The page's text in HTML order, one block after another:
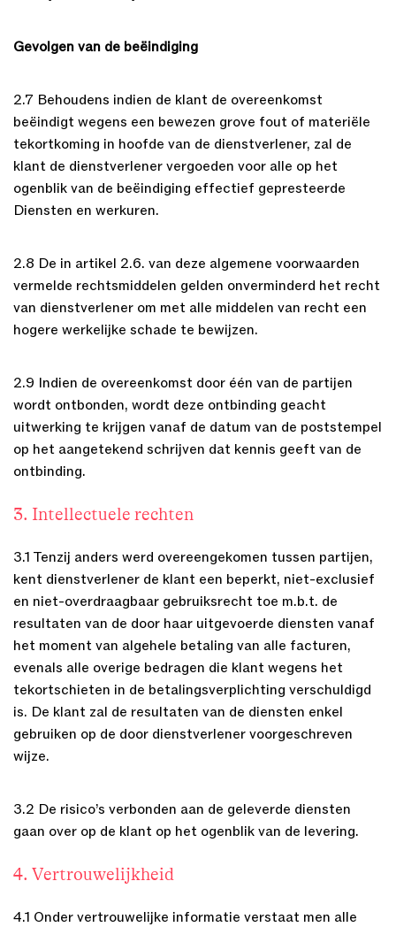
Gevolgen van de beëindiging
2.7 Behoudens indien de klant de overeenkomst
beëindigt wegens een bewezen grove fout of materiële
tekortkoming in hoofde van de dienstverlener, zal de
klant de dienstverlener vergoeden voor alle op het
ogenblik van de beëindiging effectief gepresteerde
Diensten en werkuren.
2.8 De in artikel 2.6. van deze algemene voorwaarden
vermelde rechtsmiddelen gelden onverminderd het recht
van dienstverlener om met alle middelen van recht een
hogere werkelijke schade te bewijzen.
2.9 Indien de overeenkomst door één van de partijen
wordt ontbonden, wordt deze ontbinding geacht
uitwerking te krijgen vanaf de datum van de poststempel
op het aangetekend schrijven dat kennis geeft van de
ontbinding.
3. Intellectuele rechten
3.1 Tenzij anders werd overeengekomen tussen partijen,
kent dienstverlener de klant een beperkt, niet-exclusief
en niet-overdraagbaar gebruiksrecht toe m.b.t. de
resultaten van de door haar uitgevoerde diensten vanaf
het moment van algehele betaling van alle facturen,
evenals alle overige bedragen die klant wegens het
tekortschieten in de betalingsverplichting verschuldigd
is. De klant zal de resultaten van de diensten enkel
gebruiken op de door dienstverlener voorgeschreven
wijze.
3.2 De risico’s verbonden aan de geleverde diensten
gaan over op de klant op het ogenblik van de levering.
4. Vertrouwelijkheid
4.1 Onder vertrouwelijke informatie verstaat men alle